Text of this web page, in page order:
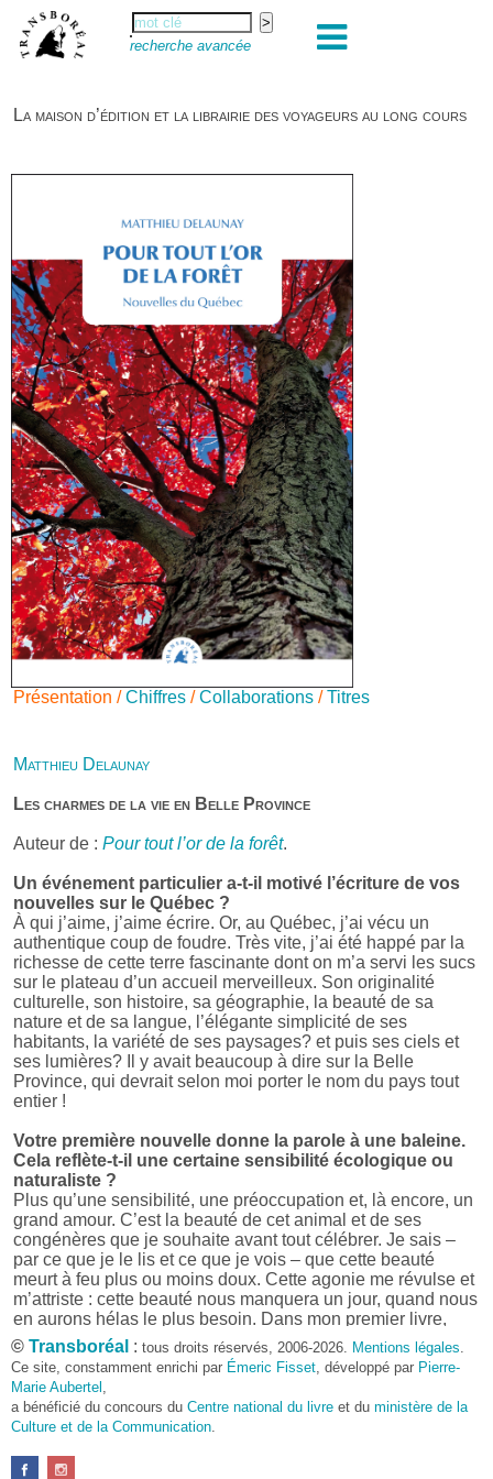
recherche avancée
La maison d’édition et la librairie des voyageurs au long cours
Présentation /Chiffres /Collaborations /Titres
Matthieu Delaunay
Les charmes de la vie en Belle Province
Auteur de : Pour tout l’or de la forêt.
Un événement particulier a-t-il motivé l’écriture de vos
nouvelles sur le Québec ?
À qui j’aime, j’aime écrire. Or, au Québec, j’ai vécu un
authentique coup de foudre. Très vite, j’ai été happé par la
richesse de cette terre fascinante dont on m’a servi les sucs
sur le plateau d’un accueil merveilleux. Son originalité
culturelle, son histoire, sa géographie, la beauté de sa
nature et de sa langue, l’élégante simplicité de ses
habitants, la variété de ses paysages? et puis ses ciels et
ses lumières? Il y avait beaucoup à dire sur la Belle
Province, qui devrait selon moi porter le nom du pays tout
entier !
Votre première nouvelle donne la parole à une baleine.
Cela reflète-t-il une certaine sensibilité écologique ou
naturaliste ?
Plus qu’une sensibilité, une préoccupation et, là encore, un
grand amour. C’est la beauté de cet animal et de ses
congénères que je souhaite avant tout célébrer. Je sais –
par ce que je le lis et ce que je vois – que cette beauté
meurt à feu plus ou moins doux. Cette agonie me révulse et
m’attriste : cette beauté nous manquera un jour, quand nous
en aurons hélas le plus besoin. Dans mon premier livre,
j’avais pris goût à me mettre dans la peau d’une bête. Outre
l’intérêt de l’exercice littéraire, il me semble que cela peut
être un bon moyen pour transmettre certains messages.
Pourquoi avoir choisi le format des nouvelles plutôt
qu’un autre ?
D’abord parce que j’aime (décidément!) en lire !
© Transboréal : tous droits réservés, 2006-2026. Mentions légales
Ce site, constamment enrichi par Émeric Fisset , développé par Pierre-
Marie Aubertel
a bénéficié du concours du Centre national du livre et du ministère de la
Culture et de la Communication